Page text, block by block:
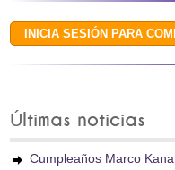
Últimas noticias
Cumpleaños Marco Kana